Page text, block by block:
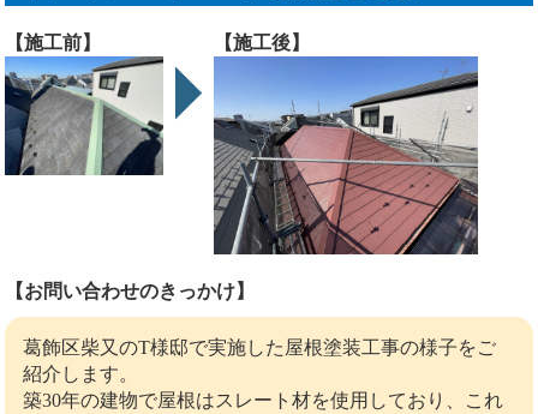
【施工前】 【施工後】
【お問い合わせのきっかけ】
葛飾区柴又のT様邸で実施した屋根塗装工事の様子をご
紹介します。
築30年の建物で屋根はスレート材を使用しており、これ